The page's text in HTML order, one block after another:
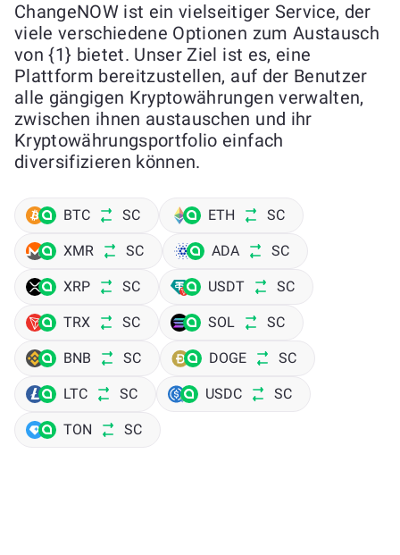
ChangeNOW ist ein vielseitiger Service, der
viele verschiedene Optionen zum Austausch
von {1} bietet. Unser Ziel ist es, eine
Plattform bereitzustellen, auf der Benutzer
alle gängigen Kryptowährungen verwalten,
zwischen ihnen austauschen und ihr
Kryptowährungsportfolio einfach
diversifizieren können.
BTC SC ETH SC
XMR SC ADA SC
XRP SC USDT SC
TRX SC SOL SC
BNB SC DOGE SC
LTC SC USDC SC
TON SC